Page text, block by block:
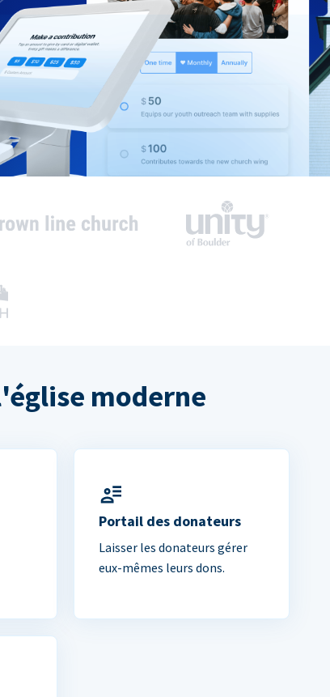
moderne
Portail des donateurs
Laisser les donateurs gérer
eux-mêmes leurs dons.